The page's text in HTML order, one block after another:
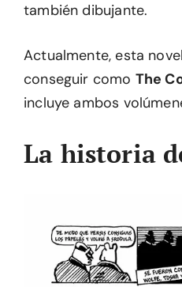
también dibujante.
Actualmente, esta
conseguir como The
incluye ambos
La historia